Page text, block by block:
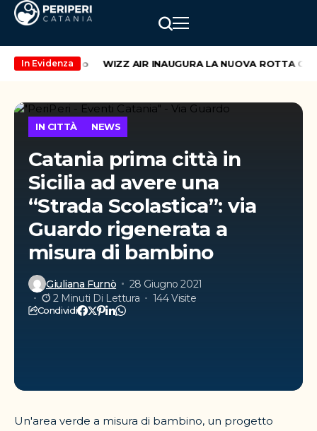
In Evidenza
di maggio WIZZ AIR INAUGURA LA NUOVA ROTTA
IN CITTÀ NEWS
Catania prima città in
Sicilia ad avere una
“Strada Scolastica”: via
Guardo rigenerata a
misura di bambino
Giuliana Furnò
28 Giugno 2021
2 Minuti Di Lettura
144 Visite
Condividi
Un'area verde a misura di bambino, un progetto